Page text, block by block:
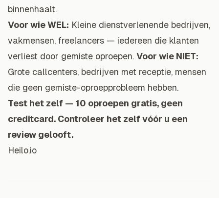
binnenhaalt.
Voor wie WEL: Kleine dienstverlenende bedrijven,
vakmensen, freelancers — iedereen die klanten
verliest door gemiste oproepen. Voor wie NIET:
Grote callcenters, bedrijven met receptie, mensen
die geen gemiste-oproepprobleem hebben.
Test het zelf — 10 oproepen gratis, geen
creditcard. Controleer het zelf vóór u een
review gelooft.
Heilo.io